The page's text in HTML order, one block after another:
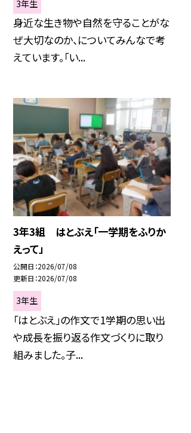
3年生
身近な生き物や自然を守ることがな
ぜ大切なのか、についてみんなで考
えています。「い...
3年3組 はとぶえ「一学期をふりか
えって」
公開日 2026/07/08
更新日 2026/07/08
3年生
「はとぶえ」の作文で1学期の思い出
や成長を振り返る作文づくりに取り
組みました。子...